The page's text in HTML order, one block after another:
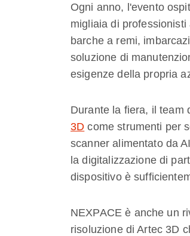
Ogni anno, l'evento
migliaia di
barche a remi,
soluzione di
esigenze della propria
Durante la fiera, il team
3D come strumenti per
scanner alimentato da
la digitalizzazione di
dispositivo è
NEXPACE è anche un
risoluzione di Artec 3D